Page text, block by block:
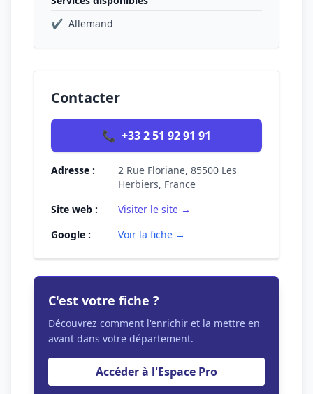
✔ Allemand
Contacter
📞 +33 2 51 92 91 91
Adresse :
2 Rue Floriane, 85500 Les
Herbiers, France
Site web :
Visiter le site →
Google :
Voir la fiche →
C'est votre fiche ?
Découvrez comment l'enrichir et la mettre en
avant dans votre département.
Accéder à l'Espace Pro